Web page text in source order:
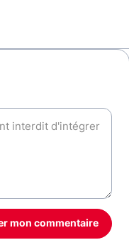
mon commentaire